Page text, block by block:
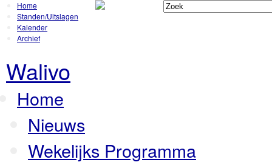
Home
Standen/Uitslagen
Kalender
Archief
Walivo
Home
Nieuws
Wekelijks Programma